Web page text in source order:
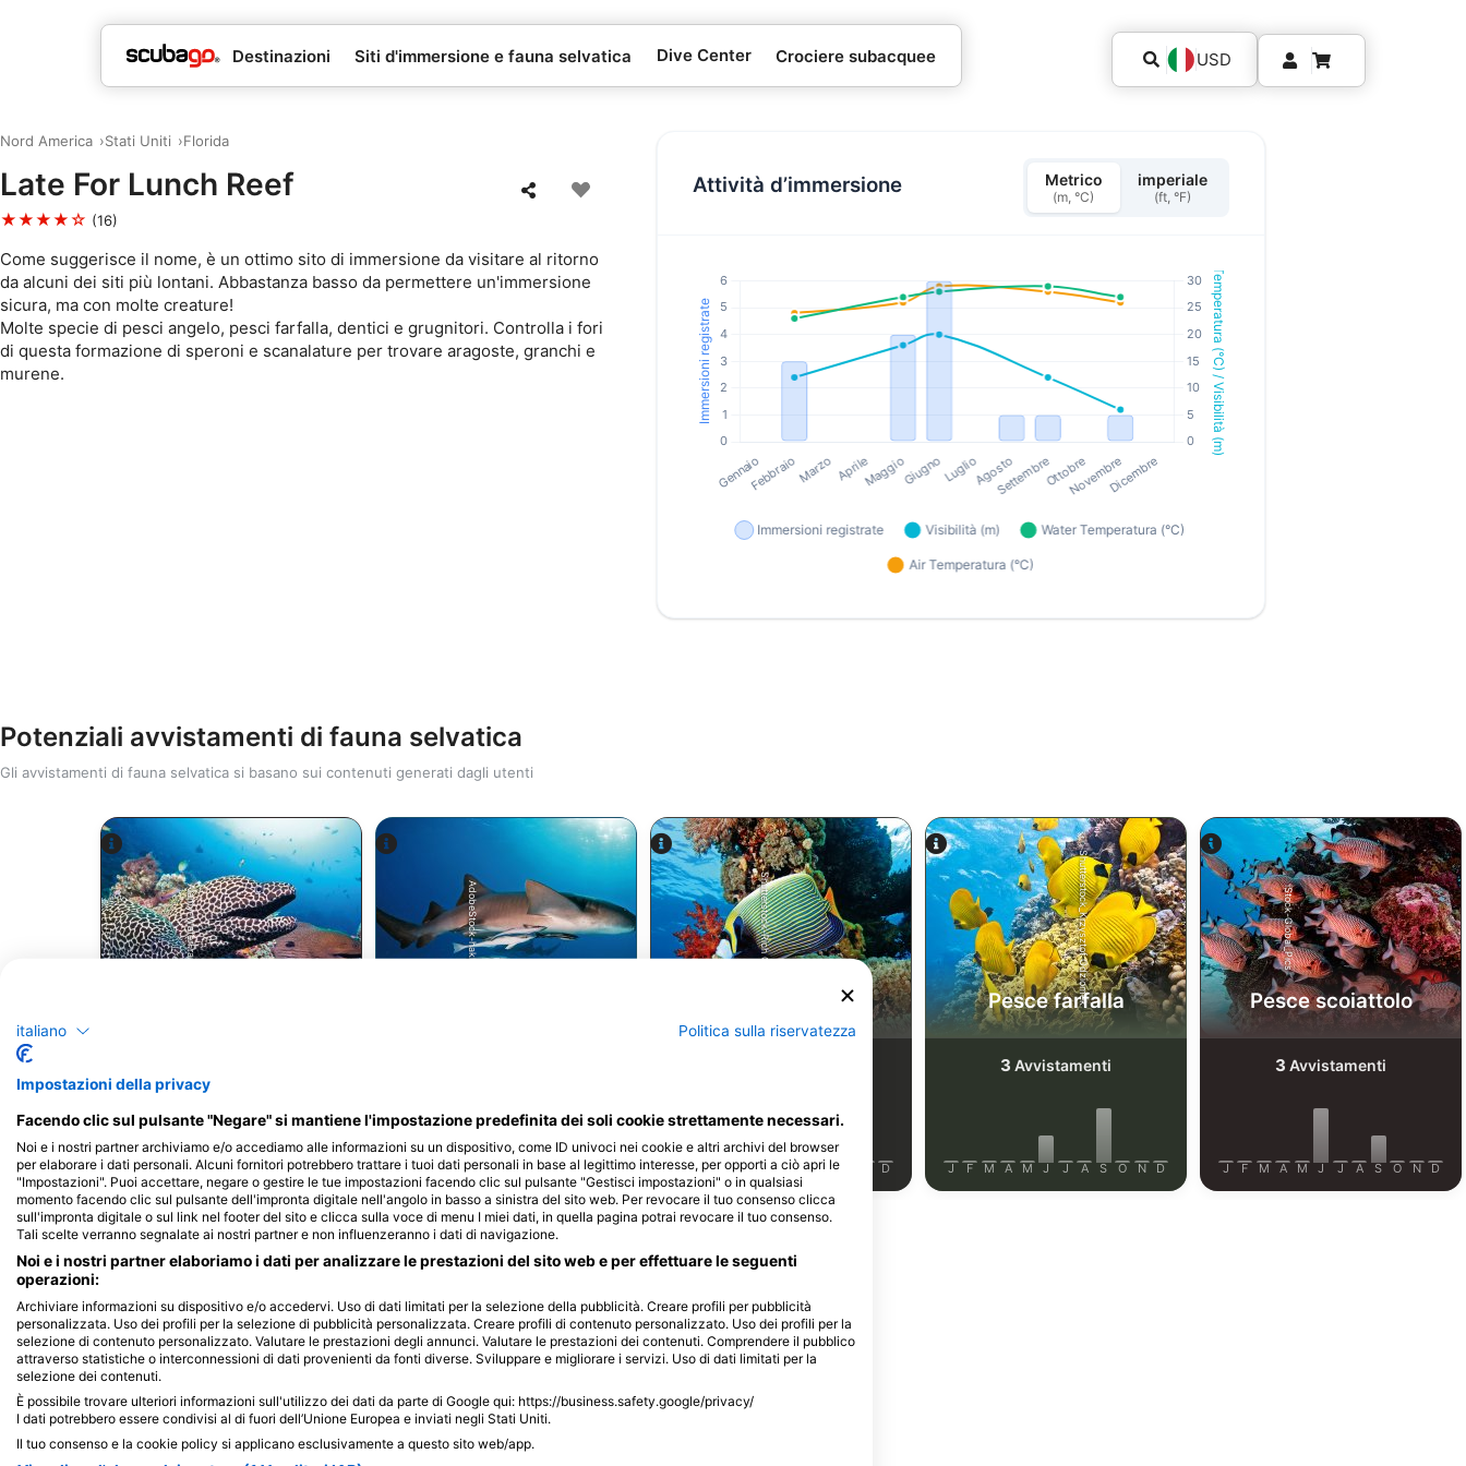
Destinazioni Siti d'immersione e fauna selvatica Dive Center Crociere subacquee USD
Nord America Stati Uniti Florida
Late For Lunch Reef
★★★★☆ (16)
Come suggerisce il nome, è un ottimo sito di immersione da visitare al ritorno
da alcuni dei siti più lontani. Abbastanza basso da permettere un'immersione
sicura, ma con molte creature!
Molte specie di pesci angelo, pesci farfalla, dentici e grugnitori. Controlla i fori
di questa formazione di speroni e scanalature per trovare aragoste, granchi e
murene.
Attività d’immersione Metrico
(m, °C)
imperiale
(ft, °F)
Potenziali avvistamenti di fauna selvatica
Gli avvistamenti di fauna selvatica si basano sui contenuti generati dagli utenti
Alamy-WaterFrame
J F M A M J J A S O N D
AdobeStock-hakbak
J F M A M J J A S O N D
Shutterstock-Rich Carey
Pesce angelo
J F M A M J J A S D
Shutterstock_Krzysztof Odziomek
Pesce farfalla
3 Avvistamenti
J F M A M J J A S O N D
iStock-Global_Pics
Pesce scoiattolo
3 Avvistamenti
J F M A M J J A S O N D
Centri d'immersione che riforniscono questo sito d'immersione
Key Dives
79851 Overseas Highway, 33036
Islamorada, FL - Stati Uniti D'america
italiano Politica sulla riservatezza
Impostazioni della privacy
Facendo clic sul pulsante "Negare" si mantiene l'impostazione predefinita dei soli cookie strettamente necessari.
Noi e i nostri partner archiviamo e/o accediamo alle informazioni su un dispositivo, come ID univoci nei cookie e altri archivi del browser
per elaborare i dati personali. Alcuni fornitori potrebbero trattare i tuoi dati personali in base al legittimo interesse, per opporti a ciò apri le
"Impostazioni". Puoi accettare, negare o gestire le tue impostazioni facendo clic sul pulsante "Gestisci impostazioni" o in qualsiasi
momento facendo clic sul pulsante dell'impronta digitale nell'angolo in basso a sinistra del sito web. Per revocare il tuo consenso clicca
sull'impronta digitale o sul link nel footer del sito e clicca sulla voce di menu I miei dati, in quella pagina potrai revocare il tuo consenso.
Tali scelte verranno segnalate ai nostri partner e non influenzeranno i dati di navigazione.
Noi e i nostri partner elaboriamo i dati per analizzare le prestazioni del sito web e per effettuare le seguenti
operazioni:
Archiviare informazioni su dispositivo e/o accedervi. Uso di dati limitati per la selezione della pubblicità. Creare profili per pubblicità
personalizzata. Uso dei profili per la selezione di pubblicità personalizzata. Creare profili di contenuto personalizzato. Uso dei profili per la
selezione di contenuto personalizzato. Valutare le prestazioni degli annunci. Valutare le prestazioni dei contenuti. Comprendere il pubblico
attraverso statistiche o interconnessioni di dati provenienti da fonti diverse. Sviluppare e migliorare i servizi. Uso di dati limitati per la
selezione dei contenuti.
È possibile trovare ulteriori informazioni sull'utilizzo dei dati da parte di Google qui: https://business.safety.google/privacy/
I dati potrebbero essere condivisi al di fuori dell’Unione Europea e inviati negli Stati Uniti.
Il tuo consenso e la cookie policy si applicano esclusivamente a questo sito web/app.